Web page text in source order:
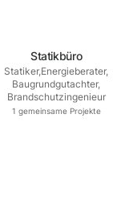
Statikbüro
Statiker,Energieberater,
Baugrundgutachter,
Brandschutzingenieur
1 gemeinsame Projekte